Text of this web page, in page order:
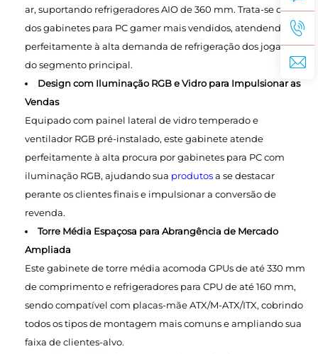
ar, suportando refrigeradores AIO de 360 mm. Trata-se de um
dos gabinetes para PC gamer mais vendidos, atendendo
perfeitamente à alta demanda de refrigeração dos jogadores
do segmento principal.
Design com Iluminação RGB e Vidro para Impulsionar as
Vendas
Equipado com painel lateral de vidro temperado e
ventilador RGB pré-instalado, este gabinete atende
perfeitamente à alta procura por gabinetes para PC com
iluminação RGB, ajudando sua produtosa se destacar
perante os clientes finais e impulsionar a conversão de
revenda.
Torre Média Espaçosa para Abrangência de Mercado
Ampliada
Este gabinete de torre média acomoda GPUs de até 330 mm
de comprimento e refrigeradores para CPU de até 160 mm,
sendo compatível com placas-mãe ATX/M-ATX/ITX, cobrindo
todos os tipos de montagem mais comuns e ampliando sua
faixa de clientes-alvo.